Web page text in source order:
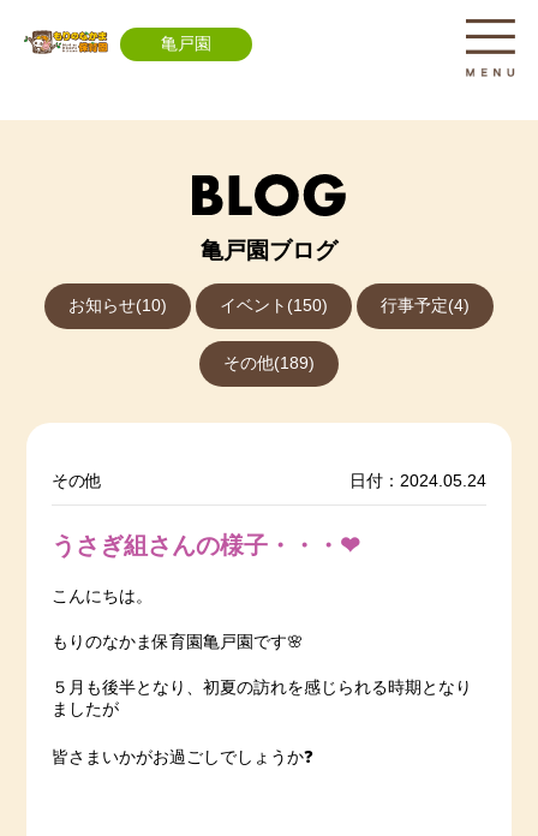
亀戸園
亀戸園ブログ
お知らせ(10) イベント(150) 行事予定(4)
その他(189)
その他 日付：2024.05.24
うさぎ組さんの様子・・・❤
こんにちは。
もりのなかま保育園亀戸園です🌸
５月も後半となり、初夏の訪れを感じられる時期となり
ましたが
皆さまいかがお過ごしでしょうか❓